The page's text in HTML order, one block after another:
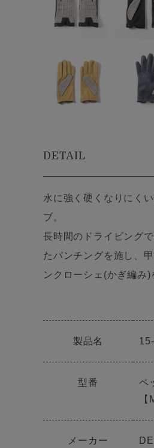
DETAIL
水に強く硬くなりにく
ブ。
長時間のドライビング
たパンチングを施し、
ンクローシェ(かぎ編み)
製品名
型番
ペ
【
メーカー